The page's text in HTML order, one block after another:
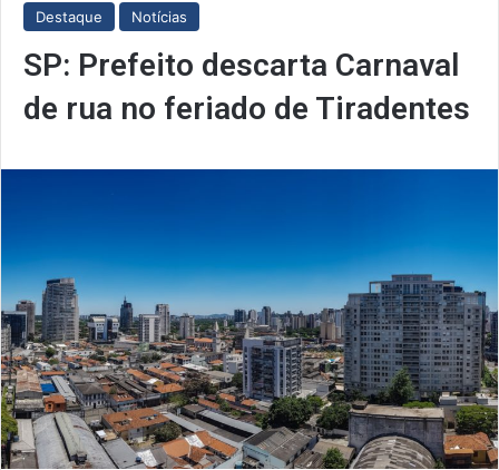
Destaque Notícias
SP: Prefeito descarta Carnaval
de rua no feriado de Tiradentes